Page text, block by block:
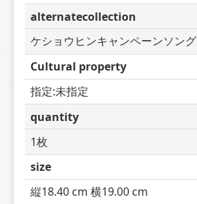
alternatecollection
ケショウヒンキャンペーンソング
Cultural property
指定:未指定
quantity
1枚
size
縦18.40 cm 横19.00 cm